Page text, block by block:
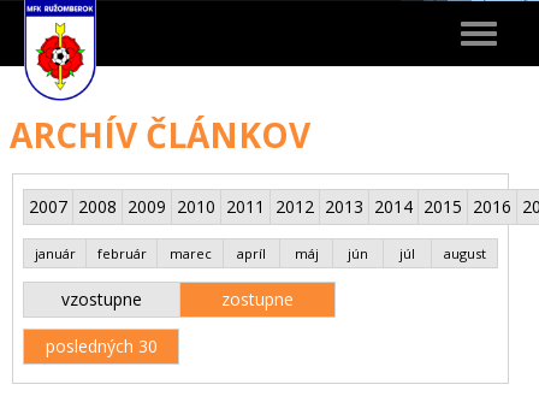
Toggle
ARCHÍV ČLÁNKOV
2007 2008 2009 2010 2011 2012 2013 2014 2015 2016
január február marec apríl máj jún júl august
vzostupne zostupne
posledných 30